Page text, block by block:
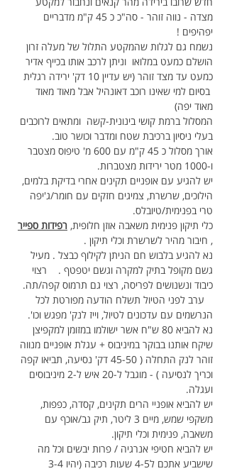
מצדה - נווה זוהר - סה"כ כ 45 ק"מ מדבריים
יפהיפים !
נשמח גם לגלות שהמקטע התלול של מעלה זרון
הושלם כמעט במלואו  וניתן לרכב אותו בכייף אדיר
כמעט עד מצד זוהר (יש עדיין 10 דק' ירידה רגלית
בסיום למי שאינו רוכב דאונהיל אבל מאוד מאוד
מאוד יפה)
המסלול ברמת קושי בינונית-קשה  ומתאים לרוכבים
בעלי ניסיון ברכיבת שטח ומדבר וכושר טוב.
אורך מסלול כ 45 ק"מ עם 600 מ' טיפוס מצטבר
ו-1000 מטר ירידות מצטברות.
יש להגיע עם אופניים תקינים אחרי בדיקת בלמים,
הילוכים, שרשרת, צמיגים חזקים עם חומר/ג'יפה
טרי בפנימית/טיובלס.
כלי תיקון פנימית משאבה אוזן חלופית, רפידות ספייר
, חיבור מהיר לשרשרת וכלי תיקון .
נא להגיע בלבוש חם הניתן לקילוף כבצל . מעיל
גשם מקופל בתיק למקרה וגשם יטפטף .    רצוי
כיבוד ונשנושים לפריסה, רצוי גם תרמוס קפה/תה.
ערב לפני הטיול תשלח הודעה מפורטת לכל
הנרשמים עם עדכונים לטיול, וייז לנק' מפגש וכו'.
נא להביא 80 ש"ח אשר ישולמו במזומן למקפיצן
שיקח אותנו בבוקר במיניבוס + עגלת אופניים מנווה
זוהר לנק התחלה ( 45-50 דק' נסיעה, תביאו קפה
וכריך לנסיעה ) - מוגבל ל-20 איש ל-2 מיניבוסים
ועגלה.
יש להביא אופניי הרים תקינים, קסדה, כפפות,
משקפי שמש, מיים 3 ליטר, תיק גב/אוכף עם
משאבה, פנימית וכלי תיקון.
יש להביא חטיפי אנרגיה / פרות יבשים וכל מה